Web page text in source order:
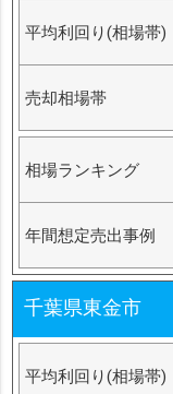
平均利回り(相場帯)
売却相場帯
相場ランキング
年間想定売出事例
千葉県東金市
平均利回り(相場帯)